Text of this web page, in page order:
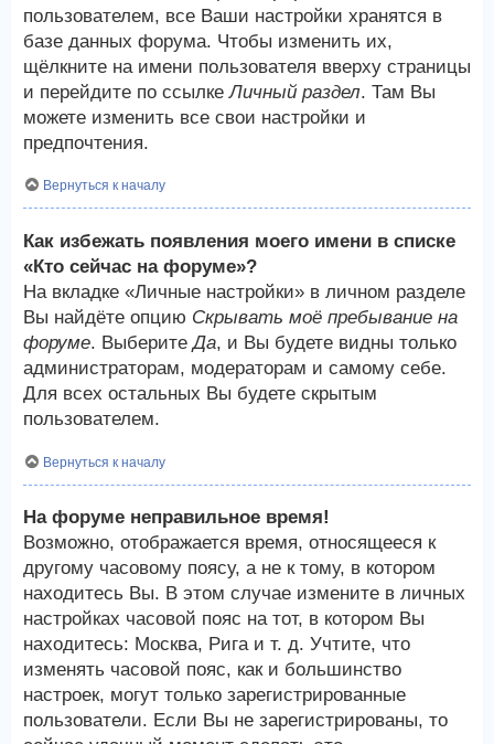
пользователем, все Ваши настройки хранятся в
базе данных форума. Чтобы изменить их,
щёлкните на имени пользователя вверху страницы
и перейдите по ссылкеЛичный раздел. Там Вы
можете изменить все свои настройки и
предпочтения.
Вернуться к началу
Как избежать появления моего имени в списке
«Кто сейчас на форуме»?
На вкладке «Личные настройки» в личном разделе
Вы найдёте опцию Скрывать моё пребывание на
форуме. ВыберитеДа, и Вы будете видны только
администраторам, модераторам и самому себе.
Для всех остальных Вы будете скрытым
пользователем.
Вернуться к началу
На форуме неправильное время!
Возможно, отображается время, относящееся к
другому часовому поясу, а не к тому, в котором
находитесь Вы. В этом случае измените в личных
настройках часовой пояс на тот, в котором Вы
находитесь: Москва, Рига и т. д. Учтите, что
изменять часовой пояс, как и большинство
настроек, могут только зарегистрированные
пользователи. Если Вы не зарегистрированы, то